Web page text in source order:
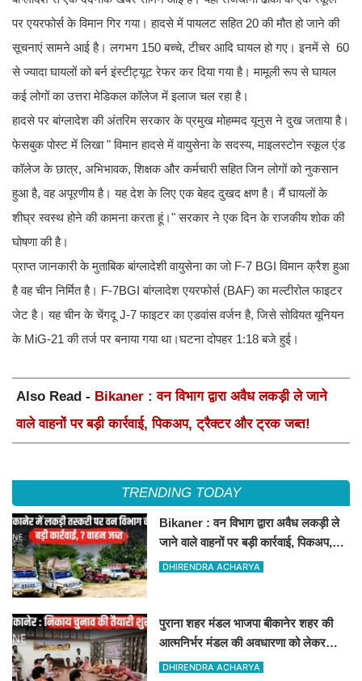
पर एयरफोर्स के विमान गिर गया। हादसे में पायलट सहित 20 की मौत हो जाने की
सूचनाएं सामने आई है। लगभग 150 बच्चे, टीचर आदि घायल हो गए। इनमें से 60
से ज्यादा घायलों को बर्न इंस्टीट्यूट रेफर कर दिया गया है। मामूली रूप से घायल
कई लोगों का उत्तरा मेडिकल कॉलेज में इलाज चल रहा है।
हादसे पर बांग्लादेश की अंतरिम सरकार के प्रमुख मोहम्मद यूनुस ने दुख जताया है।
फेसबुक पोस्ट में लिखा " विमान हादसे में वायुसेना के सदस्य, माइलस्टोन स्कूल एंड
कॉलेज के छात्र, अभिभावक, शिक्षक और कर्मचारी सहित जिन लोगों को नुकसान
हुआ है, वह अपूरणीय है। यह देश के लिए एक बेहद दुखद क्षण है। मैं घायलों के
शीघ्र स्वस्थ होने की कामना करता हूं।" सरकार ने एक दिन के राजकीय शोक की
घोषणा की है।
प्राप्त जानकारी के मुताबिक बांग्लादेशी वायुसेना का जो F-7 BGI विमान क्रैश हुआ
है वह चीन निर्मित है। F-7BGI बांग्लादेश एयरफोर्स (BAF) का मल्टीरोल फाइटर
जेट है। यह चीन के चेंगदू J-7 फाइटर का एडवांस वर्जन है, जिसे सोवियत यूनियन
के MiG-21 की तर्ज पर बनाया गया था।घटना दोपहर 1:18 बजे हुई।
Also Read - Bikaner : वन विभाग द्वारा अवैध लकड़ी ले जाने
वाले वाहनों पर बड़ी कार्रवाई, पिकअप, ट्रैक्टर और ट्रक जब्त!
TRENDING TODAY
Bikaner : वन विभाग द्वारा अवैध लकड़ी ले
जाने वाले वाहनों पर बड़ी कार्रवाई, पिकअप,
ट्रैक्टर और ट्रक जब्त!
DHIRENDRA ACHARYA
पुराना शहर मंडल भाजपा बीकानेर शहर की
आत्मनिर्भर मंडल की अवधारणा को लेकर
मासिक एवं निकाय चुनाव की तैयारी बैठक
DHIRENDRA ACHARYA